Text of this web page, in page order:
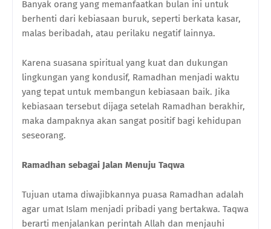
Banyak orang yang memanfaatkan bulan ini untuk
berhenti dari kebiasaan buruk, seperti berkata kasar,
malas beribadah, atau perilaku negatif lainnya.
Karena suasana spiritual yang kuat dan dukungan
lingkungan yang kondusif, Ramadhan menjadi waktu
yang tepat untuk membangun kebiasaan baik. Jika
kebiasaan tersebut dijaga setelah Ramadhan berakhir,
maka dampaknya akan sangat positif bagi kehidupan
seseorang.
Ramadhan sebagai Jalan Menuju Taqwa
Tujuan utama diwajibkannya puasa Ramadhan adalah
agar umat Islam menjadi pribadi yang bertakwa. Taqwa
berarti menjalankan perintah Allah dan menjauhi